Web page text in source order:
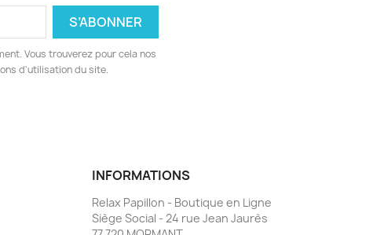
Vous trouverez pour cela nos
d'utilisation du site.
INFORMATIONS
Relax Papillon - Boutique en Ligne
Siège Social - 24 rue Jean Jaurès